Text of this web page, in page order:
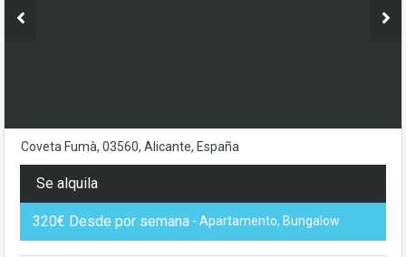
Coveta Fumà, 03560, Alicante, España
Se alquila
320€ Desde por semana - Apartamento, Bungalow